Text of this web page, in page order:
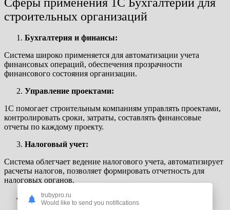
строительных организаций
Бухгалтерия и финансы:
Система широко применяется для автоматизации учета
финансовых операций, обеспечения прозрачности
финансового состояния организации.
Управление проектами:
1C помогает строительным компаниям управлять проектами,
контролировать сроки, затраты, составлять финансовые
отчеты по каждому проекту.
Налоговый учет:
Система облегчает ведение налогового учета, автоматизирует
расчеты налогов, позволяет формировать отчетность для
налоговых органов.
Управление персоналом:
trubypro.ru
Would like to send you notifications